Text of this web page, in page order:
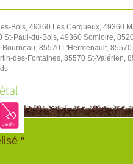
Bois, 49360 Les Cerqueux, 49360
Paul-du-Bois, 49360 Somloire,
85570 L'Hermenault,
des-Fontaines, 85570 St-Valérien,
"